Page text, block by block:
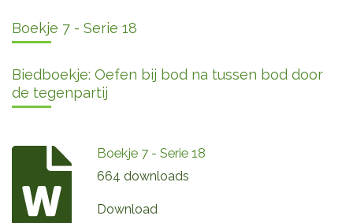
Boekje 7 - Serie 18
Biedboekje: Oefen bij bod na tussen bod door
de tegenpartij
Boekje 7 - Serie 18
664 downloads
Download